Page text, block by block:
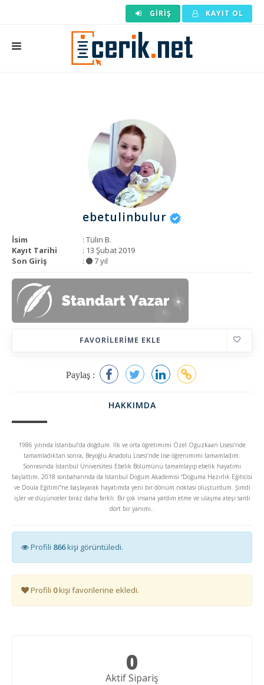
GIRIŞ KAYIT OL
KURUMSAL
ebetulinbulur
İsim
: Tülin B.
Kayıt Tarihi
: 13 Şubat 2019
Son Giriş
: 7 yıl
FAVORILERIME EKLE
Paylaş :
HAKKIMDA
1986 yılında İstanbul’da doğdum. İlk ve orta öğretimimi Özel Oğuzkaan Lisesi’nde
tamamladıktan sonra, Beyoğlu Anadolu Lisesi’nde lise öğrenimimi tamamladım.
Sonrasında İstanbul Üniversitesi Ebelik Bölümünü tamamlayıp ebelik hayatımı
başlattım. 2018 sonbaharında da İstanbul Doğum Akademisi “Doğuma Hazırlık Eğiticisi
ve Doula Eğitimi”ne başlayarak hayatımda yeni bir dönüm noktası oluşturdum. Şimdi
işler ve düşünceler biraz daha farklı. Bir çok insana yardım etme ve ulaşma ateşi sardı
dört bir yanımı..
Profili 866kişi görüntüledi.
Profili 0kişi favorilerine ekledi.
0
Aktif Sipariş